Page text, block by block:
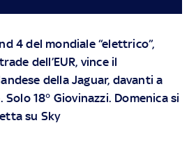
4 del mondiale “elettrico”,
dell’EUR, vince il
della Jaguar, davanti a
18° Giovinazzi. Domenica si
su Sky